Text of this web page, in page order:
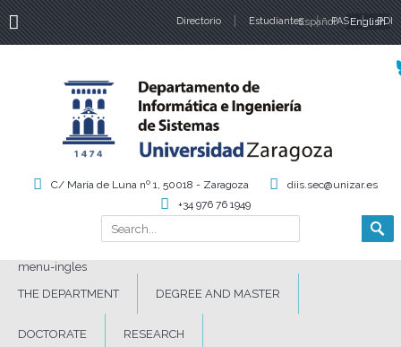
Directorio Estudiantes PAS PDI
Español English
Search form
Search
C/ María de Luna nº 1, 50018 - Zaragoza
diis.sec@unizar.es
+34 976 76 1949
menu-ingles
THE DEPARTMENT
DEGREE AND MASTER
DOCTORATE RESEARCH